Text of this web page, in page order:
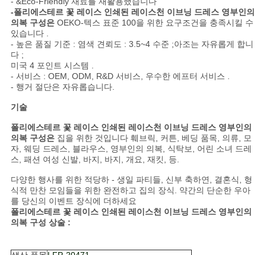
사
이
트
맵
개
인
정
보
보
호
-폴리에스테르 꽃 레이스 인쇄된 레이스천 이브닝 드레스 영부인의
의복 구성은 OEKO-텍스 표준 100을 위한 요구조건을 충족시킬 수
있습니다 .
- 높은 품질 기준 : 염색 견뢰도 : 3.5~4 수준 ;아조는 자유롭게 합니
다 ;
미국 4 포인트 시스템 .
- 서비스 : OEM, ODM, R&D 서비스, 우수한 에프터 서비스 .
- 행거 절단은 자유롭습니다.
기술
폴리에스테르 꽃 레이스 인쇄된 레이스천 이브닝 드레스 영부인의
의복 구성은 집을 위한 것입니다 훼브릭, 커튼, 베딩 품목, 의류, 모
자, 웨딩 드레스, 블라우스, 영부인의 의복, 식탁보, 어린 소녀 드레
스, 패션 여성 신발, 바지, 바지, 개요, 재킷, 등.
다양한 행사를 위한 적당하 - 생일 파티들, 신부 축하연, 결혼식, 형
식적 만찬 모임들을 위한 완전하고 집의 장식. 약간의 단순한 우아
를 당신의 이벤트 장식에 더하세요
폴리에스테르 꽃 레이스 인쇄된 레이스천 이브닝 드레스 영부인의
의복 구성 상술 :